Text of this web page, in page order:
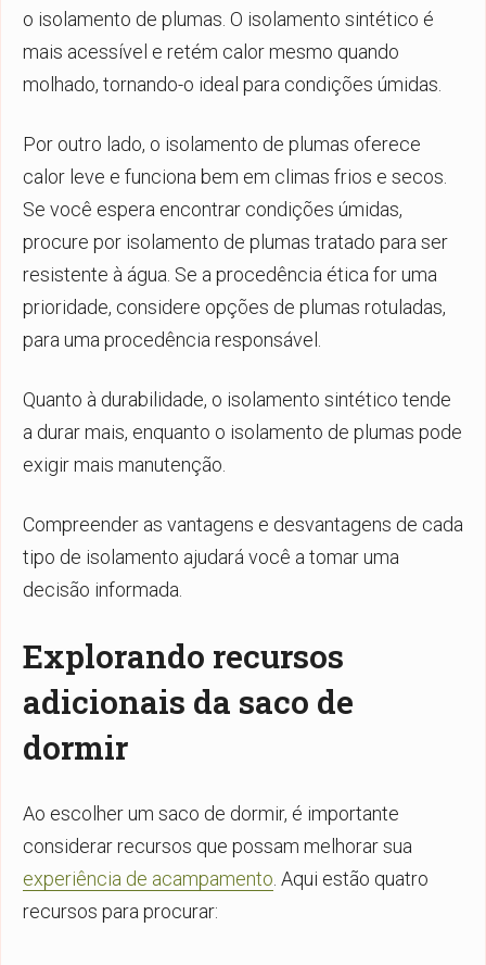
o isolamento de plumas. O isolamento sintético é
mais acessível e retém calor mesmo quando
molhado, tornando-o ideal para condições úmidas.
Por outro lado, o isolamento de plumas oferece
calor leve e funciona bem em climas frios e secos.
Se você espera encontrar condições úmidas,
procure por isolamento de plumas tratado para ser
resistente à água. Se a procedência ética for uma
prioridade, considere opções de plumas rotuladas,
para uma procedência responsável.
Quanto à durabilidade, o isolamento sintético tende
a durar mais, enquanto o isolamento de plumas pode
exigir mais manutenção.
Compreender as vantagens e desvantagens de cada
tipo de isolamento ajudará você a tomar uma
decisão informada.
Explorando recursos
adicionais da saco de
dormir
Ao escolher um saco de dormir, é importante
considerar recursos que possam melhorar sua
experiência de acampamento . Aqui estão quatro
recursos para procurar: